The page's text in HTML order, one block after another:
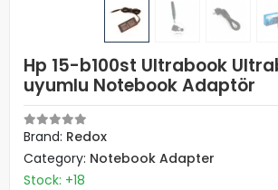
Hp 15-b100st Ultrabook
uyumlu Notebook Adaptör
Brand: Redox
Category: Notebook Adapter
Stock: +18